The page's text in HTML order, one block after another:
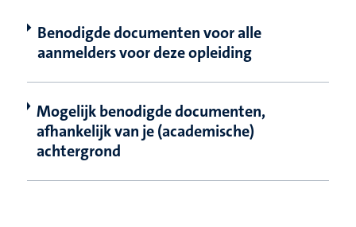
Benodigde documenten voor alle
aanmelders voor deze opleiding
Mogelijk benodigde documenten,
afhankelijk van je (academische)
achtergrond